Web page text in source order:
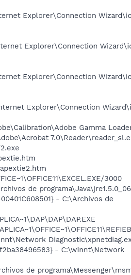
Explorer\Connection
Explorer\Connection
Explorer\Connection
Explorer\Connection
Gamma
3000
de
- C:\Archivos de
- C:\winnt\Network
de